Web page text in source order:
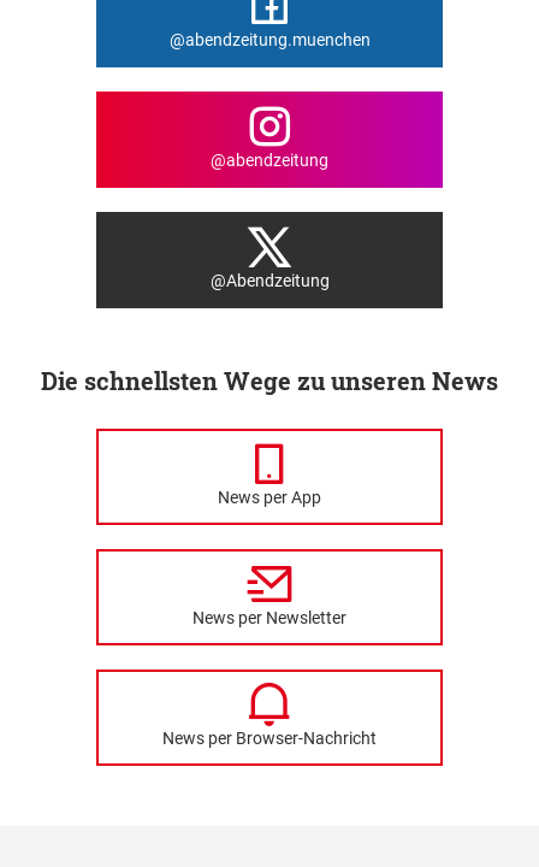
@abendzeitung.muenchen
@abendzeitung
@Abendzeitung
Die schnellsten Wege zu unseren News
News per App
News per Newsletter
News per Browser-Nachricht